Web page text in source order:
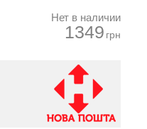
Нет в наличии
1349 грн